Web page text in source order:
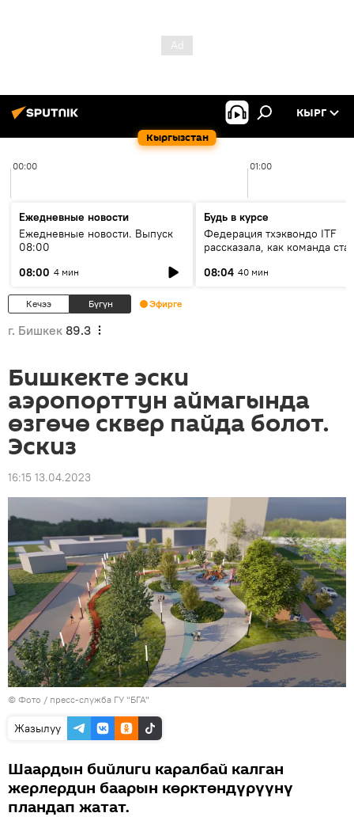
Кыргызстан
КЫРГ
00:00 01:00
Ежедневные новости
Ежедневные новости. Выпуск
08:00
08:00 4 мин
Будь в курсе
Федерация тхэквондо ITF
рассказала, как команда
08:04 40 мин
Кечээ Бүгүн Эфирге
г. Бишкек 89.3
Бишкекте эски
аэропорттун аймагында
өзгөчө сквер пайда болот.
Эскиз
16:15 13.04.2023
© Фото / пресс-служба ГУ "БГА"
Жазылуу
Шаардын бийлиги каралбай калган
жерлердин баарын көрктөндүрүүнү
пландап жатат.